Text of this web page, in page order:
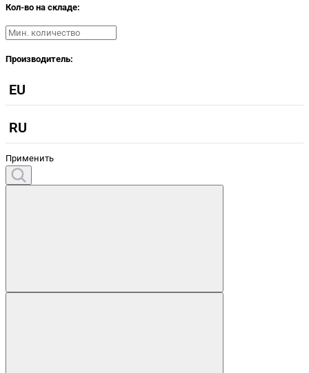
Кол-во на складе:
Производитель:
EU
RU
Применить